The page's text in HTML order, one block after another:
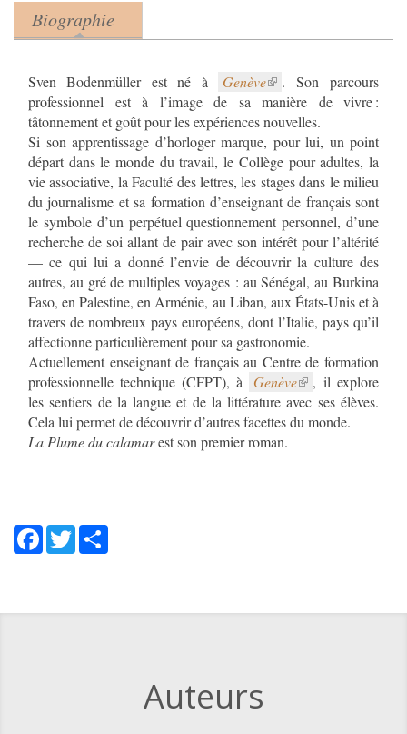
Product tabs
Biographie
(onglet actif)
Sven Bodenmüller est né à Genève
. Son parcours
professionnel est à l’image de sa manière de vivre :
tâtonnement et goût pour les expériences nouvelles.
Si son apprentissage d’horloger marque, pour lui, un point
départ dans le monde du travail, le Collège pour adultes, la
vie associative, la Faculté des lettres, les stages dans le milieu
du journalisme et sa formation d’enseignant de français sont
le symbole d’un perpétuel questionnement personnel, d’une
recherche de soi allant de pair avec son intérêt pour l’altérité
–– ce qui lui a donné l’envie de découvrir la culture des
autres, au gré de multiples voyages : au Sénégal, au Burkina
Faso, en Palestine, en Arménie, au Liban, aux États-Unis et à
travers de nombreux pays européens, dont l’Italie, pays qu’il
affectionne particulièrement pour sa gastronomie.
Actuellement enseignant de français au Centre de formation
professionnelle technique (CFPT), à Genève
, il explore
les sentiers de la langue et de la littérature avec ses élèves.
Cela lui permet de découvrir d’autres facettes du monde.
La Plume du calamarest son premier roman.
Facebook
Twitter
Auteurs